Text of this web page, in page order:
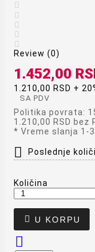





Review (0)
1.452,00
1.210,00 RSD +
SA PDV
Politika povrata:
1.210,00 RSD bez
* Vreme slanja 1-
 Poslednje
Količina
 U KORPU
